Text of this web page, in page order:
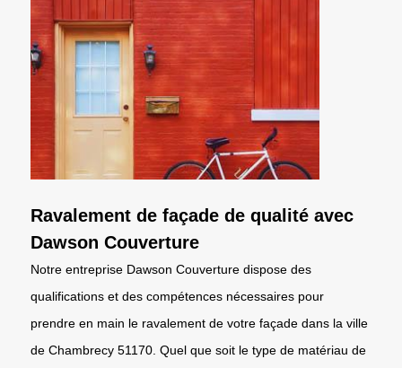
Ravalement de façade de qualité avec
Dawson Couverture
Notre entreprise Dawson Couverture dispose des
qualifications et des compétences nécessaires pour
prendre en main le ravalement de votre façade dans la ville
de Chambrecy 51170. Quel que soit le type de matériau de